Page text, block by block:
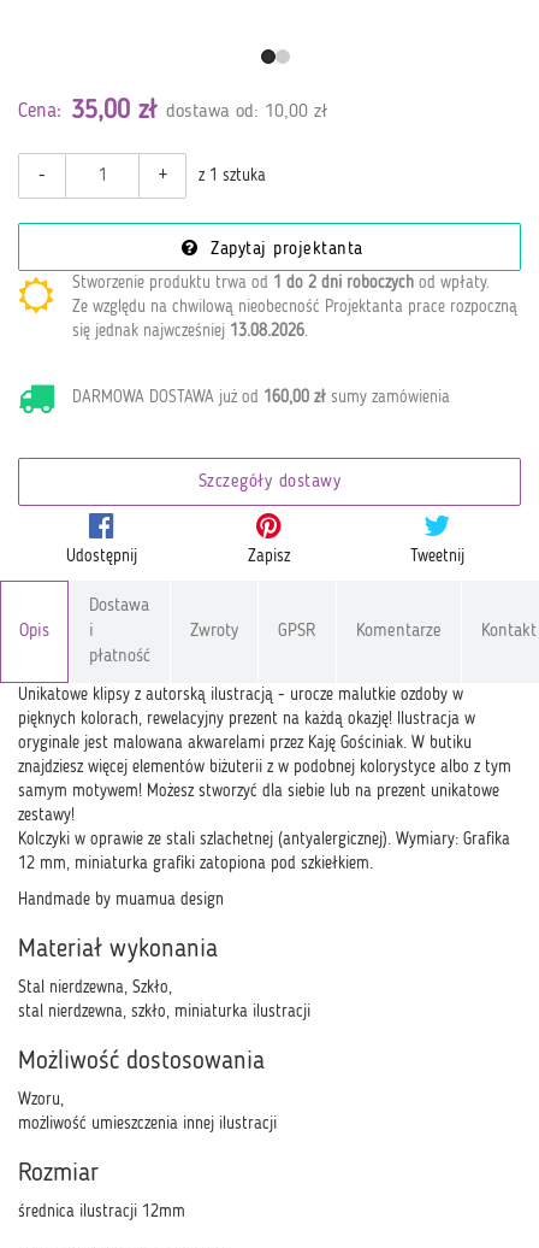
Cena: 35,00 zł dostawa od: 10,00 zł
- + z 1 sztuka
Zapytaj projektanta
Stworzenie produktu trwa od 1 do 2 dni roboczych od wpłaty.
Ze względu na chwilową nieobecność Projektanta prace rozpoczną
się jednak najwcześniej 13.08.2026.
DARMOWA DOSTAWA już od 160,00 zł sumy zamówienia
Szczegóły dostawy
Udostępnij Zapisz Tweetnij
Opis
Dostawa
i
płatność
Zwroty GPSR Komentarze Kontakt
Unikatowe klipsy z autorską ilustracją - urocze malutkie ozdoby w
pięknych kolorach, rewelacyjny prezent na każdą okazję! Ilustracja w
oryginale jest malowana akwarelami przez Kaję Gościniak. W butiku
znajdziesz więcej elementów biżuterii z w podobnej kolorystyce albo z tym
samym motywem! Możesz stworzyć dla siebie lub na prezent unikatowe
zestawy!
Kolczyki w oprawie ze stali szlachetnej (antyalergicznej). Wymiary: Grafika
12 mm, miniaturka grafiki zatopiona pod szkiełkiem.
Handmade by muamua design
Materiał wykonania
Stal nierdzewna, Szkło,
stal nierdzewna, szkło, miniaturka ilustracji
Możliwość dostosowania
Wzoru,
możliwość umieszczenia innej ilustracji
Rozmiar
średnica ilustracji 12mm